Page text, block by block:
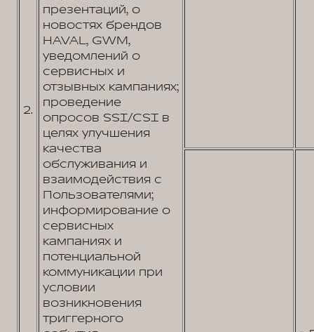
2.
презентаций, о
новостях брендов
HAVAL, GWM,
уведомлений о
сервисных и
отзывных кампаниях;
проведение
опросов SSI/CSI в
целях улучшения
качества
обслуживания и
взаимодействия с
Пользователями;
информирование о
сервисных
кампаниях и
потенциальной
коммуникации при
условии
возникновения
триггерного